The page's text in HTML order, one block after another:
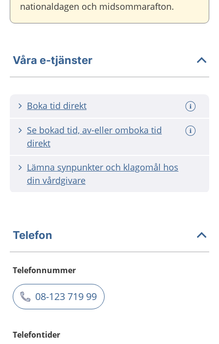
nationaldagen och midsommarafton.
Våra e-tjänster
Boka tid direkt
Se bokad tid, av-eller omboka tid
direkt
Lämna synpunkter och klagomål hos
din vårdgivare
Telefon
Telefonnummer
08-123 719 99
Telefontider